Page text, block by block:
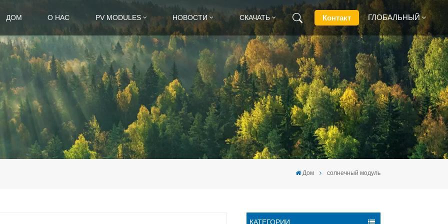
ДОМ О НАС PV MODULES НОВОСТИ СКАЧАТЬ Контакт ГЛОБАЛЬНЫЙ
English
Français
Deutsch
Русский
Italiano
Español
Дом солнечный модуль
КАТЕГОРИИ